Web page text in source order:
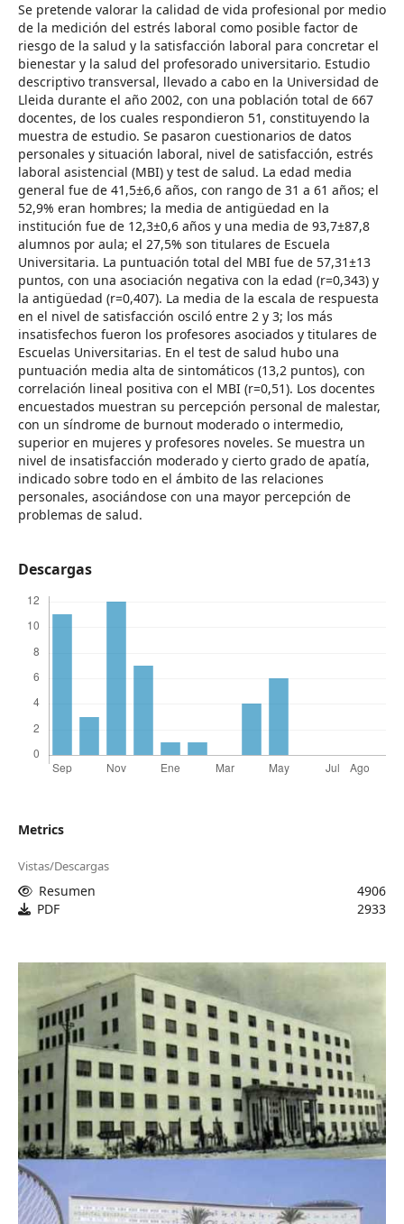
Se pretende valorar la calidad de vida profesional por medio
de la medición del estrés laboral como posible factor de
riesgo de la salud y la satisfacción laboral para concretar el
bienestar y la salud del profesorado universitario. Estudio
descriptivo transversal, llevado a cabo en la Universidad de
Lleida durante el año 2002, con una población total de 667
docentes, de los cuales respondieron 51, constituyendo la
muestra de estudio. Se pasaron cuestionarios de datos
personales y situación laboral, nivel de satisfacción, estrés
laboral asistencial (MBI) y test de salud. La edad media
general fue de 41,5±6,6 años, con rango de 31 a 61 años; el
52,9% eran hombres; la media de antigüedad en la
institución fue de 12,3±0,6 años y una media de 93,7±87,8
alumnos por aula; el 27,5% son titulares de Escuela
Universitaria. La puntuación total del MBI fue de 57,31±13
puntos, con una asociación negativa con la edad (r=0,343) y
la antigüedad (r=0,407). La media de la escala de respuesta
en el nivel de satisfacción osciló entre 2 y 3; los más
insatisfechos fueron los profesores asociados y titulares de
Escuelas Universitarias. En el test de salud hubo una
puntuación media alta de sintomáticos (13,2 puntos), con
correlación lineal positiva con el MBI (r=0,51). Los docentes
encuestados muestran su percepción personal de malestar,
con un síndrome de burnout moderado o intermedio,
superior en mujeres y profesores noveles. Se muestra un
nivel de insatisfacción moderado y cierto grado de apatía,
indicado sobre todo en el ámbito de las relaciones
personales, asociándose con una mayor percepción de
problemas de salud.
Descargas
Metrics
Vistas/Descargas
Resumen
4906
PDF
2933